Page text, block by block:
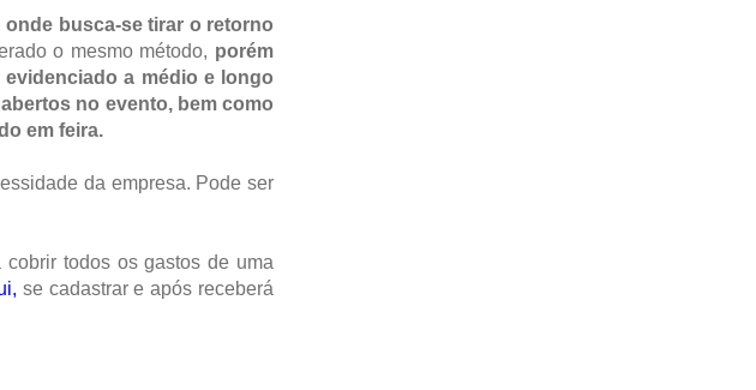
onde busca-se tirar o retorno
o mesmo método, porém
a médio e longo
no evento, bem como
em feira.
da empresa. Pode ser
todos os gastos de uma
, se cadastrar e após receberá